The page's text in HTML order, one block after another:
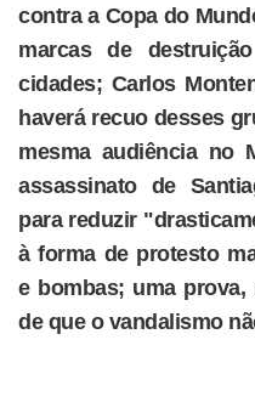
contra a Copa do
marcas de
cidades; Carlos
haverá recuo desses
mesma audiência no
assassinato de
para reduzir
à forma de protesto
e bombas; uma
de que o vandalismo